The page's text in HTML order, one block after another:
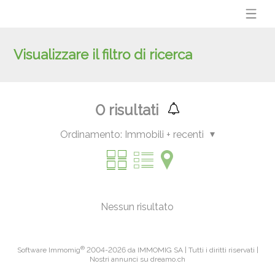
Visualizzare il filtro di ricerca
0risultati
Ordinamento: Immobili + recenti
Nessun risultato
Software Immomig®2004-2026 da IMMOMIG SA | Tutti i diritti riservati |
Nostri annunci su dreamo.ch